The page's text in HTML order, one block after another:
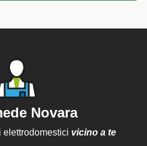
Novara
vicino a te